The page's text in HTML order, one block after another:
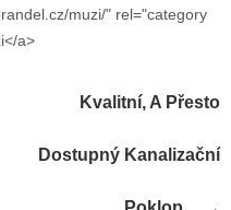
muzi/" rel="category
a>
Kvalitní, A Přesto
Dostupný Kanalizační